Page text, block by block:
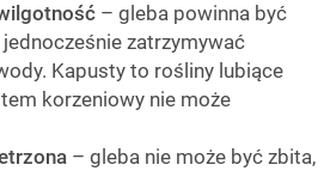
– gleba powinna być
zatrzymywać
Kapusty to rośliny lubiące
korzeniowy nie może
– gleba nie może być zbita,